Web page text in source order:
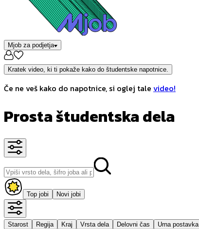
Mjob za podjetja
Kratek video, ki ti pokaže kako do študentske napotnice.
Če ne veš kako do napotnice, si oglej tale video!
Prosta študentska dela
Top jobi Novi jobi
Starost Regija Kraj Vrsta dela Delovni čas Urna postavka